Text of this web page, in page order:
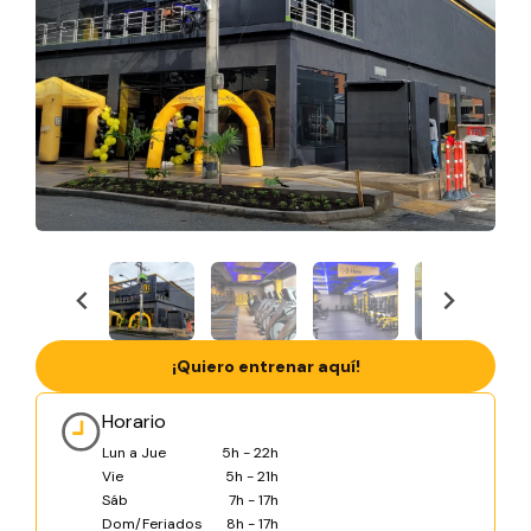
Horario
Lun a Jue
5h - 22h
Vie
5h - 21h
Sáb
7h - 17h
Dom/Feriados
8h - 17h
¡Quiero entrenar aquí!